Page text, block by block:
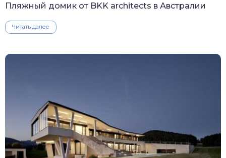
Пляжный домик от BKK architects в Австралии
Читать далее